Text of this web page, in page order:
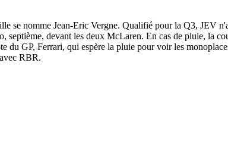
se nomme Jean-Eric Vergne. Qualifié pour la Q3, JEV
septième, devant les deux McLaren. En cas de pluie, la
du GP, Ferrari, qui espère la pluie pour voir les
RBR.